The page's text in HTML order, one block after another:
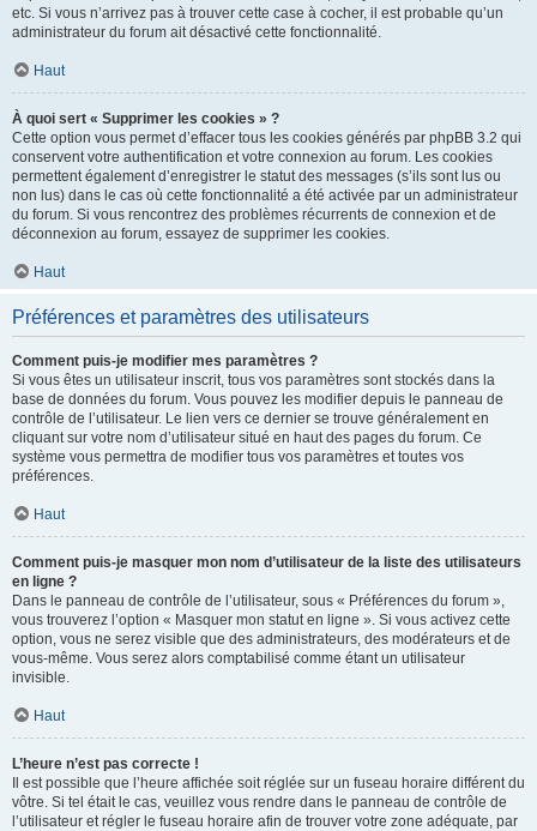
etc. Si vous n’arrivez pas à trouver cette case à cocher, il est probable qu’un
administrateur du forum ait désactivé cette fonctionnalité.
Haut
À quoi sert « Supprimer les cookies » ?
Cette option vous permet d’effacer tous les cookies générés par phpBB 3.2 qui
conservent votre authentification et votre connexion au forum. Les cookies
permettent également d’enregistrer le statut des messages (s’ils sont lus ou
non lus) dans le cas où cette fonctionnalité a été activée par un administrateur
du forum. Si vous rencontrez des problèmes récurrents de connexion et de
déconnexion au forum, essayez de supprimer les cookies.
Haut
Préférences et paramètres des utilisateurs
Comment puis-je modifier mes paramètres ?
Si vous êtes un utilisateur inscrit, tous vos paramètres sont stockés dans la
base de données du forum. Vous pouvez les modifier depuis le panneau de
contrôle de l’utilisateur. Le lien vers ce dernier se trouve généralement en
cliquant sur votre nom d’utilisateur situé en haut des pages du forum. Ce
système vous permettra de modifier tous vos paramètres et toutes vos
préférences.
Haut
Comment puis-je masquer mon nom d’utilisateur de la liste des utilisateurs
en ligne ?
Dans le panneau de contrôle de l’utilisateur, sous « Préférences du forum »,
vous trouverez l’option « Masquer mon statut en ligne ». Si vous activez cette
option, vous ne serez visible que des administrateurs, des modérateurs et de
vous-même. Vous serez alors comptabilisé comme étant un utilisateur
invisible.
Haut
L’heure n’est pas correcte !
Il est possible que l’heure affichée soit réglée sur un fuseau horaire différent du
vôtre. Si tel était le cas, veuillez vous rendre dans le panneau de contrôle de
l’utilisateur et régler le fuseau horaire afin de trouver votre zone adéquate, par